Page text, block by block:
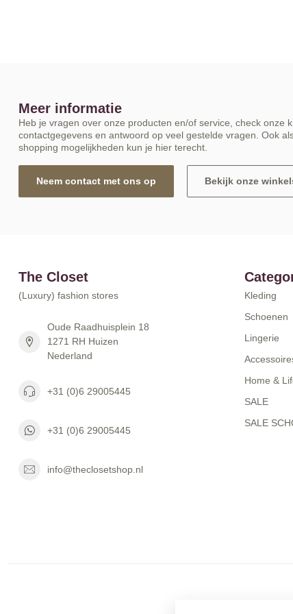
Meer informatie
Heb je vragen over onze producten en/of service, check onze
contactgegevens en antwoord op veel gestelde vragen. Ook
shopping mogelijkheden kun je hier terecht.
Neem contact met ons op Bekijk onze
The Closet
(Luxury) fashion stores
Oude Raadhuisplein 18
1271 RH Huizen
Nederland
+31 (0)6 29005445
+31 (0)6 29005445
info@theclosetshop.nl
Kleding
Schoenen
Lingerie
Home &
SALE
SALE